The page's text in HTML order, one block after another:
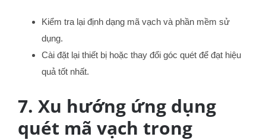
Kiểm tra lại định dạng mã vạch và phần mềm sử
dụng.
Cài đặt lại thiết bị hoặc thay đổi góc quét để đạt hiệu
quả tốt nhất.
7. Xu hướng ứng dụng
quét mã vạch trong